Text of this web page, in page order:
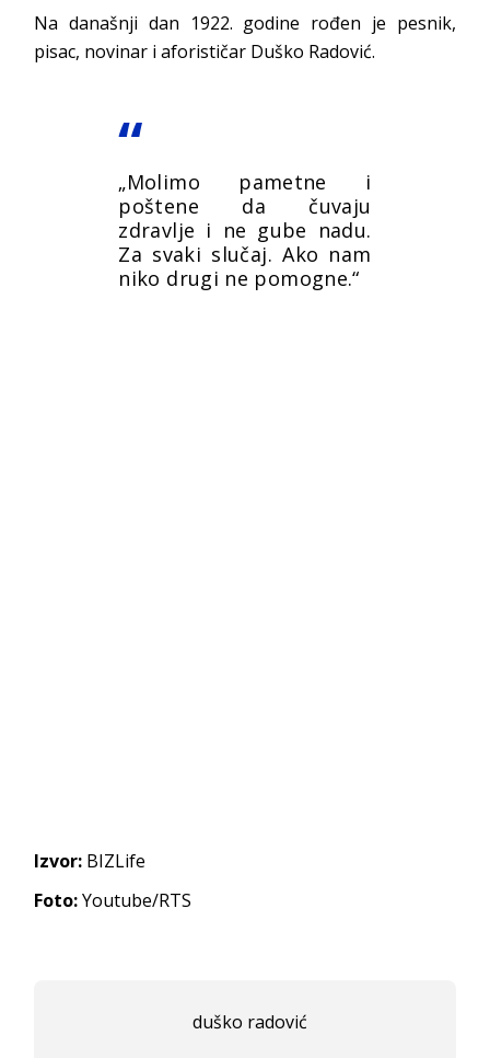
Na današnji dan 1922. godine rođen je pesnik,
pisac, novinar i aforističar Duško Radović.
„Molimo pametne i
poštene da čuvaju
zdravlje i ne gube nadu.
Za svaki slučaj. Ako nam
niko drugi ne pomogne.“
Izvor: BIZLife
Foto:Youtube/RTS
duško radović